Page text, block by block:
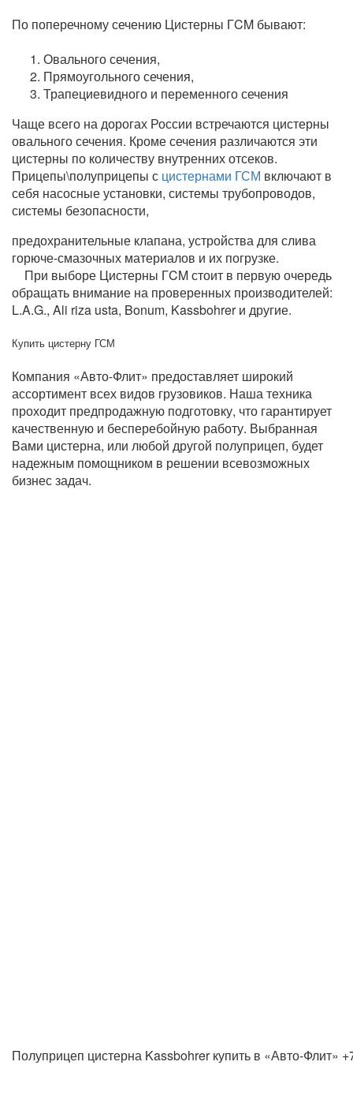
По поперечному сечению Цистерны ГCM бывают:
Овального сечения,
Прямоугольного сечения,
Трапециевидного и переменного сечения
Чаще всего на дорогах России встречаются цистерны
овального сечения. Кроме сечения различаются эти
цистерны по количеству внутренних отсеков.
Прицепы\полуприцепы с цистернами ГСМ включают в
себя насосные установки, системы трубопроводов,
системы безопасности,
предохранительные клапана, устройства для слива
горюче-смазочных материалов и их погрузке.
При выборе Цистерны ГCM стоит в первую очередь
обращать внимание на проверенных производителей:
L.A.G., Ali riza usta, Bonum, Kassbohrer и другие.
Купить цистерну ГСМ
Компания «Авто-Флит» предоставляет широкий
ассортимент всех видов грузовиков. Наша техника
проходит предпродажную подготовку, что гарантирует
качественную и бесперебойную работу. Выбранная
Вами цистерна, или любой другой полуприцеп, будет
надежным помощником в решении всевозможных
бизнес задач.
Полуприцеп цистерна Kassbohrer купить в «Авто-Флит»